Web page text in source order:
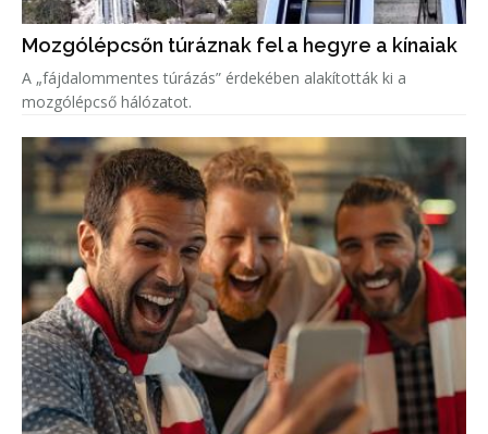
Mozgólépcsőn túráznak fel a hegyre a kínaiak
A „fájdalommentes túrázás” érdekében alakították ki a
mozgólépcső hálózatot.